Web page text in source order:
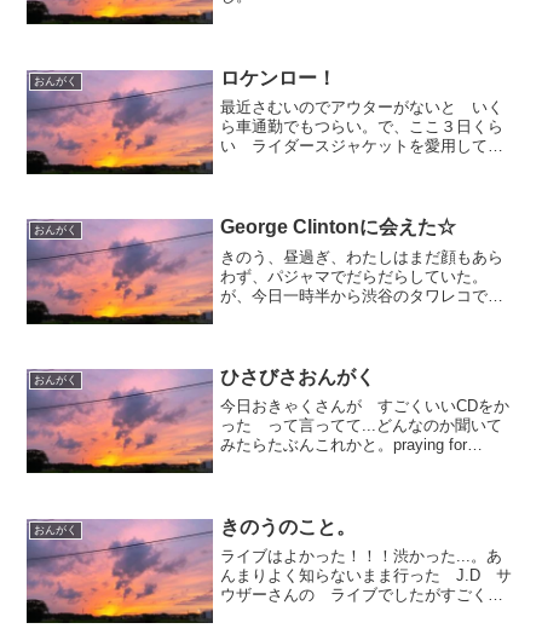
おんがく ロケンロー！
最近さむいのでアウターがないと いく
ら車通勤でもつらい。で、ここ３日くら
い ライダースジャケットを愛用してい
「RAMONES MANIA｣♪...
おんがく George Clintonに会えた☆
きのう、昼過ぎ、わたしはまだ顔もあら
わず、パジャマでだらだらしていた。
が、今日一時半から渋谷のタワレコで、
け。間に合うか？！雨だし、...
おんがく ひさびさおんがく
今日おきゃくさんが すごくいいCDをか
った って言ってて...どんなのか聞いて
みたらたぶんこれかと。praying for
おんがく きのうのこと。
ライブはよかった！！！渋かった...。あ
んまりよく知らないまま行った J.D サ
ウザーさんの ライブでしたがすごくち